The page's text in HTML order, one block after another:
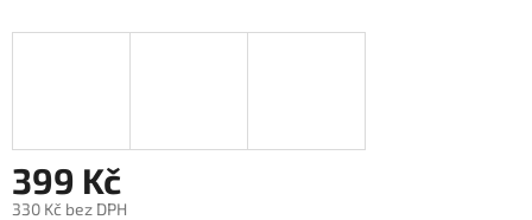
399 Kč
330 Kč bez DPH